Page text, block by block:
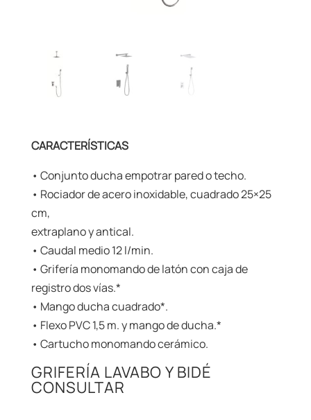
CARACTERÍSTICAS
• Conjunto ducha empotrar pared o techo.
• Rociador de acero inoxidable, cuadrado 25×25
cm,
extraplano y antical.
• Caudal medio 12 l/min.
• Grifería monomando de latón con caja de
registro dos vías.*
• Mango ducha cuadrado*.
• Flexo PVC 1,5 m. y mango de ducha.*
• Cartucho monomando cerámico.
GRIFERÍA LAVABO Y BIDÉ
CONSULTAR